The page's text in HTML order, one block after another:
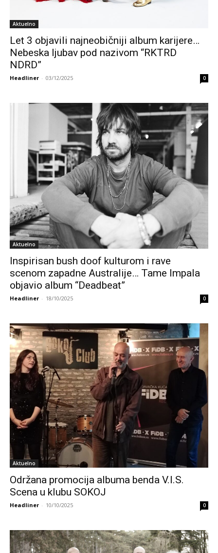
Aktuelno
Let 3 objavili najneobičniji album karijere…
Nebeska ljubav pod nazivom “RKTRD
NDRD”
Headliner - 03/12/2025 0
Aktuelno
Inspirisan bush doof kulturom i rave
scenom zapadne Australije… Tame Impala
objavio album “Deadbeat”
Headliner - 18/10/2025 0
Aktuelno
Održana promocija albuma benda V.I.S.
Scena u klubu SOKOJ
Headliner - 10/10/2025 0